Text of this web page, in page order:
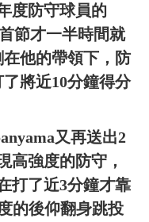
度防守球員的
節才一半時間就
他的帶領下，防
將近10分鐘得分
又再送出2
高強度的防守，
打了近3分鐘才靠
的後仰翻身跳投